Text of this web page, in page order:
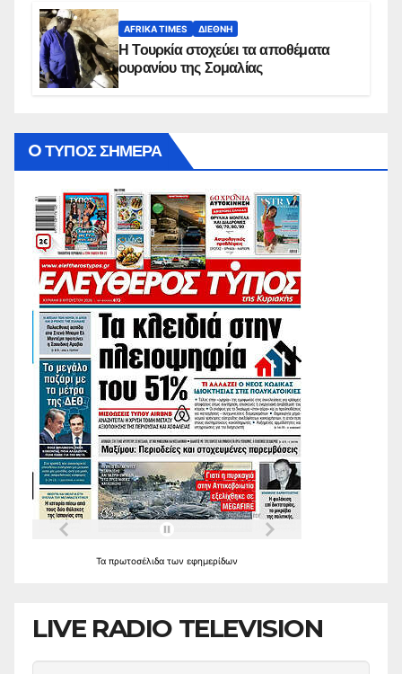
AFRIKA TIMES ΔΙΕΘΝΉ
Η Τουρκία στοχεύει τα αποθέματα
ουρανίου της Σομαλίας
O ΤΥΠΟΣ ΣΗΜΕΡΑ
Τα πρωτοσέλιδα των εφημερίδων
LIVE RADIO TELEVISION